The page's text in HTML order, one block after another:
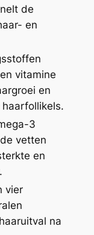
de
en
vitamine
en
3
vetten
en
vier
na